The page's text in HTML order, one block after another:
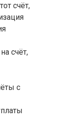
счёт,
счёт,
с